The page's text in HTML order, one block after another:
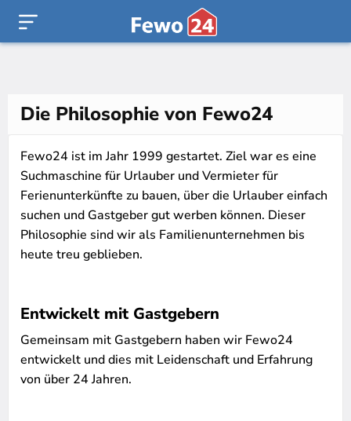
Die Philosophie von Fewo24
Fewo24 ist im Jahr 1999 gestartet. Ziel war es eine
Suchmaschine für Urlauber und Vermieter für
Ferienunterkünfte zu bauen, über die Urlauber einfach
suchen und Gastgeber gut werben können. Dieser
Philosophie sind wir als Familienunternehmen bis
heute treu geblieben.
Entwickelt mit Gastgebern
Gemeinsam mit Gastgebern haben wir Fewo24
entwickelt und dies mit Leidenschaft und Erfahrung
von über 24 Jahren.